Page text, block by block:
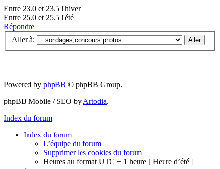
Entre 23.0 et 23.5 l'hiver
Entre 25.0 et 25.5 l'été
Répondre
Aller à:
Powered by phpBB © phpBB Group.
phpBB Mobile / SEO by Artodia.
Index du forum
Index du forum
L’équipe du forum
Supprimer les cookies du forum
Heures au format UTC + 1 heure [ Heure d’été ]